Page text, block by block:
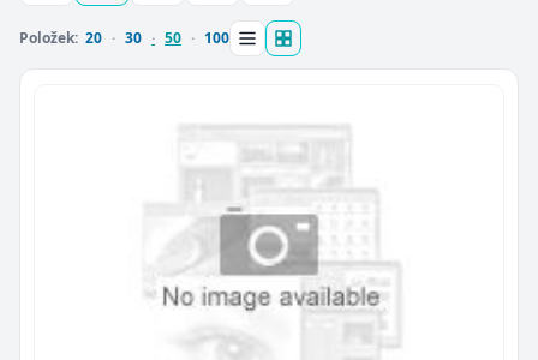
Položek: 20 30 50 100